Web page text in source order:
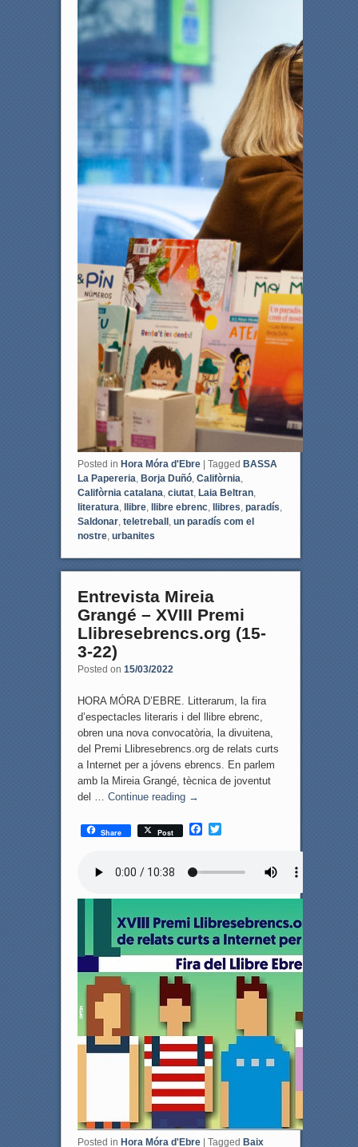
Posted in Hora Móra d'Ebre Tagged BASSA
La Papereria, Borja Duñó, Califòrnia,
Califòrnia catalana, ciutat, Laia Beltran,
literatura, llibre, llibre ebrenc, llibres, paradís,
Saldonar, teletreball , un paradís com el
nostre, urbanites
Entrevista Mireia
Grangé – XVIII Premi
Llibresebrencs.org (15-
3-22)
Posted on 15/03/2022
HORA MÓRA D’EBRE. Litterarum, la fira
d’espectacles literaris i del llibre ebrenc,
obren una nova convocatòria, la divuitena,
del Premi Llibresebrencs.org de relats curts
a Internet per a jóvens ebrencs. En parlem
amb la Mireia Grangé, tècnica de joventut
del … Continue reading →
Share Post
F
k
T
Posted in Hora Móra d'Ebre Tagged Baix